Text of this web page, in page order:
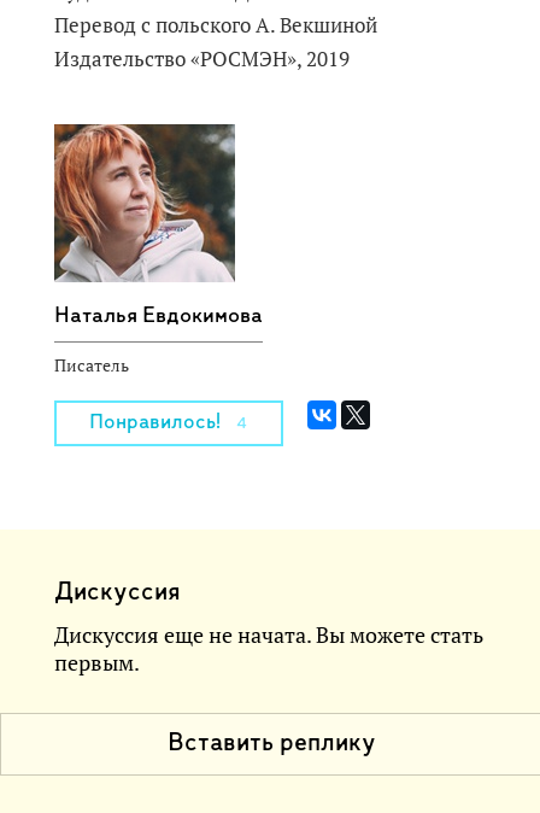
Перевод с польского А. Векшиной
Издательство «РОСМЭН», 2019
Наталья Евдокимова
Писатель
Понравилось! 4
Дискуссия
Дискуссия еще не начата. Вы можете стать
первым.
Вставить реплику